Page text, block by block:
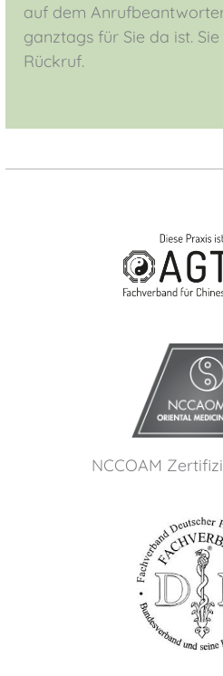
auf dem
ganztags für Sie da ist.
Rückruf.
NCCOAM